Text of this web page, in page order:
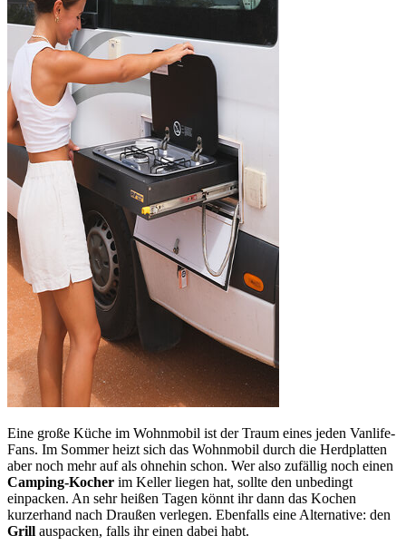
Eine große Küche im Wohnmobil ist der Traum eines jeden Vanlife-
Fans. Im Sommer heizt sich das Wohnmobil durch die Herdplatten
aber noch mehr auf als ohnehin schon. Wer also zufällig noch einen
Camping-Kocher im Keller liegen hat, sollte den unbedingt
einpacken. An sehr heißen Tagen könnt ihr dann das Kochen
kurzerhand nach Draußen verlegen. Ebenfalls eine Alternative: den
Grill auspacken, falls ihr einen dabei habt.